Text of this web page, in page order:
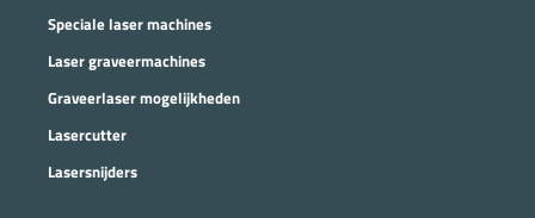
Speciale laser machines
Laser graveermachines
Graveerlaser mogelijkheden
Lasercutter
Lasersnijders